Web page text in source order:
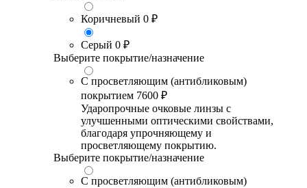
Коричневый 0 ₽
Серый 0 ₽
Выберите покрытие/назначение
С просветляющим (антибликовым)
покрытием 7600 ₽
Ударопрочные очковые линзы с
улучшенными оптическими свойствами,
благодаря упрочняющему и
просветляющему покрытию.
Выберите покрытие/назначение
С просветляющим (антибликовым)